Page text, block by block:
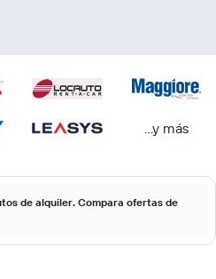
...y más
de alquiler. Compara ofertas de